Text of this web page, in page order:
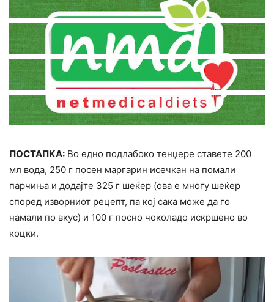
ПОСТАПКА: Во едно подлабоко тенџере ставете 200
мл вода, 250 г посен маргарин исечкан на помали
парчиња и додајте 325 г шеќер (ова е многу шеќер
според изворниот рецепт, па кој сака може да го
намали по вкус) и 100 г посно чоколадо искршено во
коцки.